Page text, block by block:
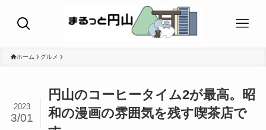
ホーム グルメ
円山のコーヒータイム2が最高。昭
和の漫画の雰囲気を残す喫茶店で
2023
3/01